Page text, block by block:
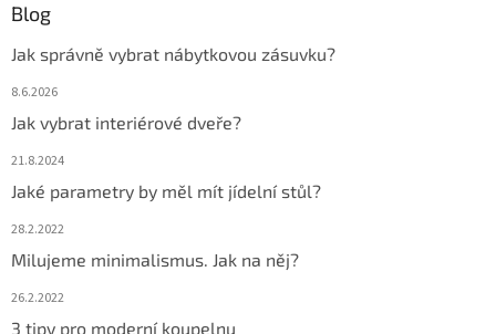
Blog
Jak správně vybrat nábytkovou zásuvku?
8.6.2026
Jak vybrat interiérové dveře?
21.8.2024
Jaké parametry by měl mít jídelní stůl?
28.2.2022
Milujeme minimalismus. Jak na něj?
26.2.2022
3 tipy pro moderní koupelnu